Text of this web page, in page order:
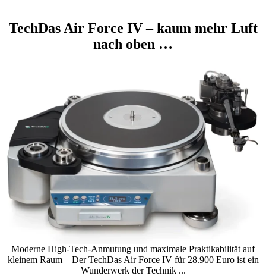
TechDas Air Force IV – kaum mehr Luft
nach oben …
Moderne High-Tech-Anmutung und maximale Praktikabilität auf
kleinem Raum – Der TechDas Air Force IV für 28.900 Euro ist ein
Wunderwerk der Technik ...